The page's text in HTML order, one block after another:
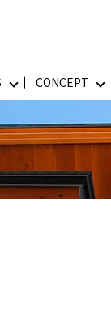
CONCEPT